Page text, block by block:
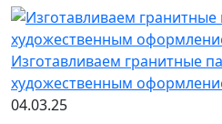
Изготавливаем гранитные
художественным
04.03.25